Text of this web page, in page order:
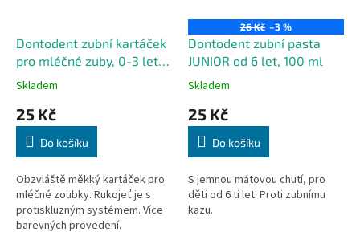
Dontodent zubní kartáček
pro mléčné zuby, 0-3 let, 1
ks
Skladem
25 Kč
Do košíku
Obzvláště měkký kartáček pro
mléčné zoubky. Rukojeť je s
protiskluzným systémem. Více
barevných provedení.
26 Kč –3 %
Dontodent zubní pasta
JUNIOR od 6 let, 100 ml
Skladem
25 Kč
Do košíku
S jemnou mátovou chutí, pro
děti od 6 ti let. Proti zubnímu
kazu.